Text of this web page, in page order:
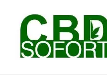
springen